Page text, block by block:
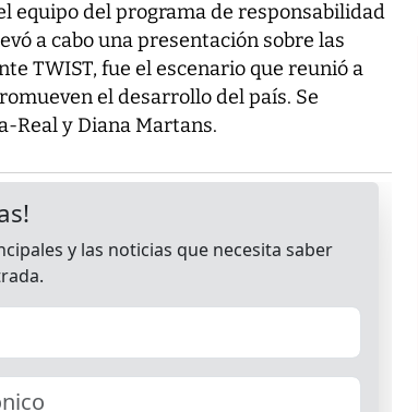
equipo del programa de responsabilidad
a cabo una presentación sobre las
TWIST, fue el escenario que reunió a
el desarrollo del país. Se
Real y Diana Martans.